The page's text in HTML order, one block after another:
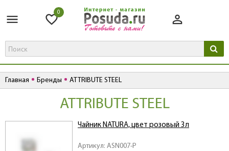
0
Главная Бренды ATTRIBUTE STEEL
ATTRIBUTE STEEL
Артикул: ASN007-P
Чайник NATURA, цвет розовый 3л